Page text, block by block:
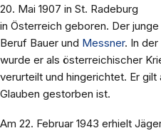
20. Mai 1907 in St. Radeburg
in Österreich geboren. Der
Beruf Bauer und Messner. In
wurde er als österreichischer
verurteilt und hingerichtet. Er gilt
Glauben gestorben ist.
Am 22. Februar 1943 erhielt